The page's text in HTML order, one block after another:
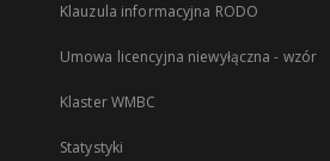
Klauzula informacyjna RODO
Umowa licencyjna niewyłączna - wzór
Klaster WMBC
Statystyki